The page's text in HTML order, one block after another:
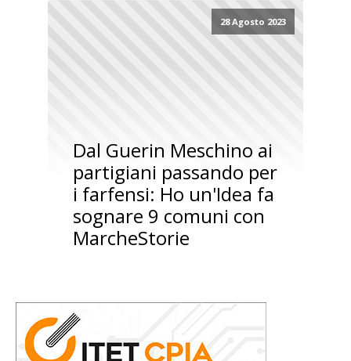
28 Agosto 2023
Dal Guerin Meschino ai
partigiani passando per
i farfensi: Ho un'Idea fa
sognare 9 comuni con
MarcheStorie